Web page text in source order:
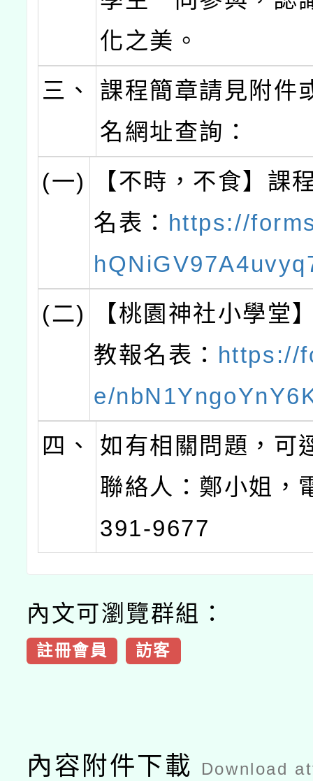
化之美。
三、
課程簡章請見附件
名網址查詢：
(一)
【不時，不食】課
名表： https://
(二)
【桃園神社小學堂
教報名表： https://
e/
四、
如有相關問題，可
聯絡人：鄭小姐，
391-9677
內文可瀏覽群組：
註冊會員 訪客
內容附件下載 Download